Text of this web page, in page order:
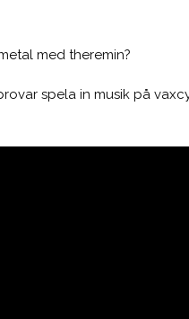
med theremin?
spela in musik på